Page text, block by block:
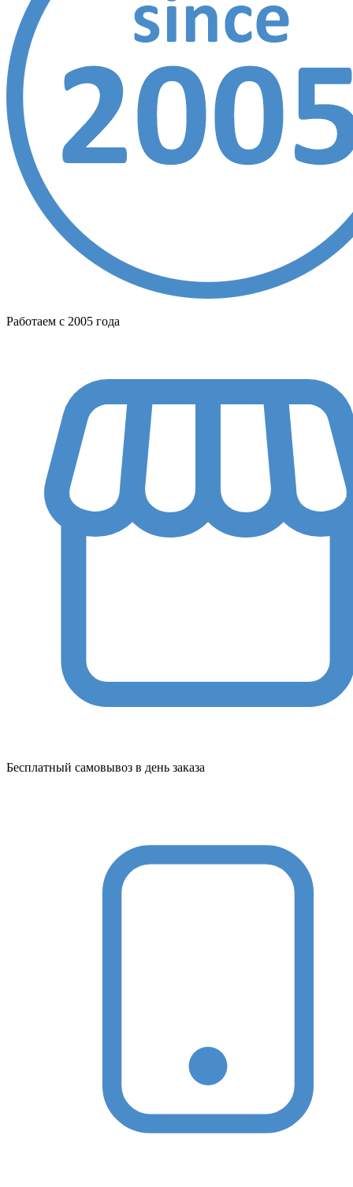
Работаем с 2005 года
Бесплатный самовывоз в день заказа